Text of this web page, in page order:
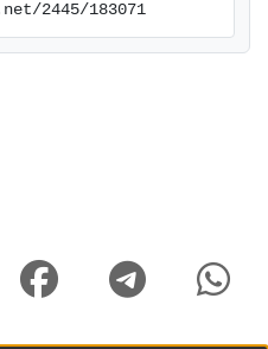
2445/183071